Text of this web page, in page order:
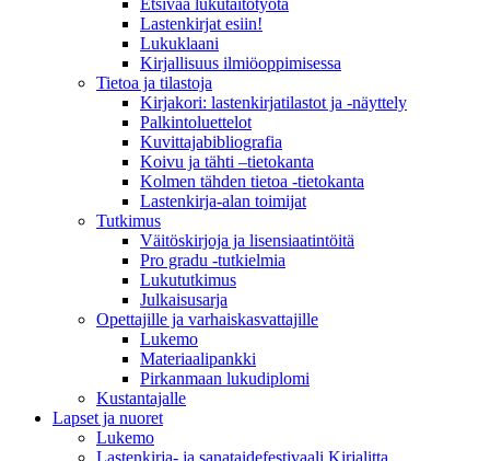
Etsivää lukutaitotyötä
Lastenkirjat esiin!
Lukuklaani
Kirjallisuus ilmiöoppimisessa
Tietoa ja tilastoja
Kirjakori: lastenkirjatilastot ja -näyttely
Palkintoluettelot
Kuvittaja­bibliografia
Koivu ja tähti –tietokanta
Kolmen tähden tietoa -tietokanta
Lastenkirja-alan toimijat
Tutkimus
Väitöskirjoja ja lisensiaatintöitä
Pro gradu -tutkielmia
Lukututkimus
Julkaisusarja
Opettajille ja varhaiskasvattajille
Lukemo
Materiaalipankki
Pirkanmaan lukudiplomi
Kustantajalle
Lapset ja nuoret
Lukemo
Lastenkirja- ja sanataidefestivaali Kirjalitta